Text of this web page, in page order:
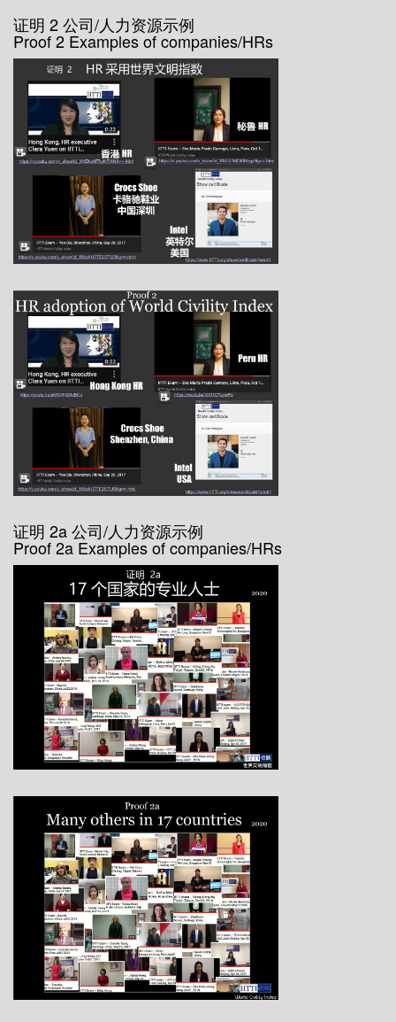
证明 2 公司/人力资源示例
Proof 2 Examples of companies/HRs
证明 2a 公司/人力资源示例
Proof 2a Examples of companies/HRs